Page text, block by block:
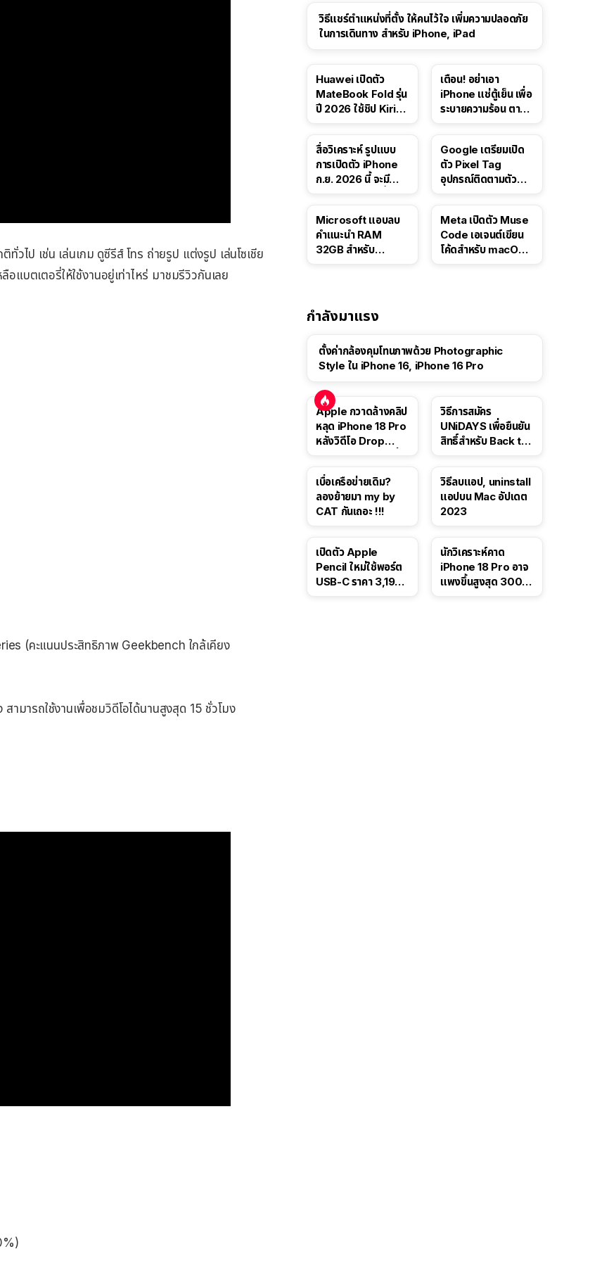
วไป เช่น เล่นเกม ดูซีรีส์ โทร ถ่ายรูป แต่งรูป เล่นโซเชีย
แบตเตอรี่ให้ใช้งานอยู่เท่าไหร่ มาชมรีวิวกันเลย
(คะแนนประสิทธิภาพ Geekbench ใกล้เคียง
ามารถใช้งานเพื่อชมวิดีโอได้นานสูงสุด 15 ชั่วโมง
วิธีแชร์ตำแหน่งที่ตั้ง ให้คนไว้ใจ เพิ่มความปลอดภัย
ในการเดินทาง สำหรับ iPhone, iPad
Huawei เปิดตัว
MateBook Fold รุ่น
ปี 2026 ใช้ชิป Kirin
เตือน! อย่าเอา
iPhone แช่ตู้เย็น เพื่อ
ระบายความร้อน ตาม
สื่อวิเคราะห์ รูปแบบ
การเปิดตัว iPhone
ก.ย. 2026 นี้ จะมี
Google เตรียมเปิด
ตัว Pixel Tag
อุปกรณ์ติดตามตัว
Microsoft แอบลบ
คำแนะนำ RAM
32GB สำหรับ
Meta เปิดตัว Muse
Code เอเจนต์เขียน
โค้ดสำหรับ macOS
กำลังมาแรง
ตั้งค่ากล้องคุมโทนภาพด้วย Photographic
Style ใน iPhone 16, iPhone 16 Pro
Apple กวาดล้างคลิป
หลุด iPhone 18 Pro
หลังวิดีโอ Drop
วิธีการสมัคร
UNiDAYS เพื่อยืนยัน
สิทธิ์สำหรับ Back to
เบื่อเครือข่ายเดิม?
ลองย้ายมา my by
CAT กันเถอะ !!!
วิธีลบแอป, uninstall
แอปบน Mac อัปเดต
2023
เปิดตัว Apple
Pencil ใหม่ใช้พอร์ต
USB-C ราคา 3,190
นักวิเคราะห์คาด
iPhone 18 Pro อาจ
แพงขึ้นสูงสุด 300